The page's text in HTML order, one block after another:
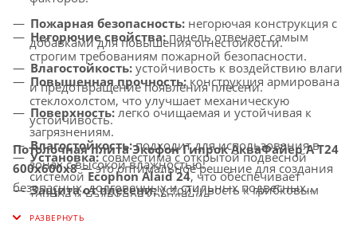
Пожарная безопасность: негорючая конструкция с
добавками для повышения огнестойкости.
Влагостойкость: устойчивость к воздействию влаги
и предотвращение появления плесени.
Поверхность:легко очищаемая и устойчивая к
загрязнениям.
Установка:совместима с открытой подвесной
системой Ecophon Alaid 24, что обеспечивает
точное и надёжное крепление.
Негорючие свойства: панель отвечает самым
строгим требованиям пожарной безопасности.
Повышенная прочность: конструкция армирована
стеклохолстом, что улучшает механическую
устойчивость.
Влагостойкость:подходит для использования в
зонах с высокой влажностью.
Защита от плесени:устойчивость к грибковым
Потолочная плита Экофон Гипрок АкваФайер А T24
600x600x8— это оптимальное решение для создания
безопасных, долговечных и стильных подвесных
общественных интерьерах.